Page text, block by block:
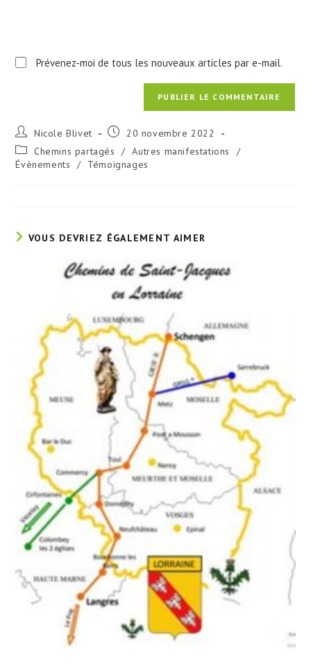
Prévenez-moi de tous les nouveaux articles par e-mail.
Auteur/autrice
de
la
publication :
Nicole Blivet
Publication
20 novembre 2022
Post
category:
Chemins partagés / Autres manifestations
/
Évènements
/ Témoignages
VOUS DEVRIEZ ÉGALEMENT AIMER